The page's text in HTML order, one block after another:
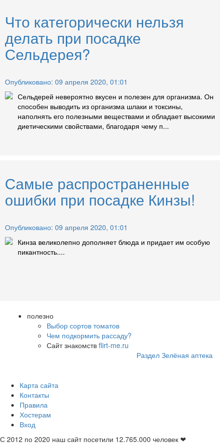
Что категорически нельзя
делать при посадке
Сельдерея?
Опубликовано: 09 апреля 2020, 01:01
Сельдерей невероятно вкусен и полезен для организма. Он
способен выводить из организма шлаки и токсины,
наполнять его полезными веществами и обладает высокими
диетическими свойствами, благодаря чему п...
Самые распространенные
ошибки при посадке Кинзы!
Опубликовано: 09 апреля 2020, 01:01
Кинза великолепно дополняет блюда и придает им особую
пикантность....
полезно
Выбор сортов томатов
Чем подкормить рассаду?
Сайт знакомств flirt-me.ru
Раздел Зелёная аптека
Карта сайта
Контакты
Правила
Хостерам
Вход
С 2012 по 2020 наш сайт посетили 12.765.000 человек ❤